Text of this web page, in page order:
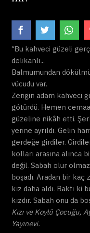
“Bu kahveci güzeli
delikanlı...
Balmumundan
vücudu var.
Zengin adam kahveci
götürdü. Hemen
güzeline nikâh etti.
yerine ayrıldı. Gelin
gerdeğe girdiler.
kolları arasına alınca
değil. Sabah olur
boşadı. Aradan bir
kız daha aldı. Baktı ki
kızdır. Sabah onu da
Kızı ve Koylü Çocuğu,
Yayınevi.